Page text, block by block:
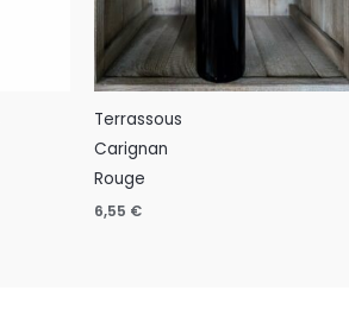
Terrassous
Carignan
Rouge
6,55 €